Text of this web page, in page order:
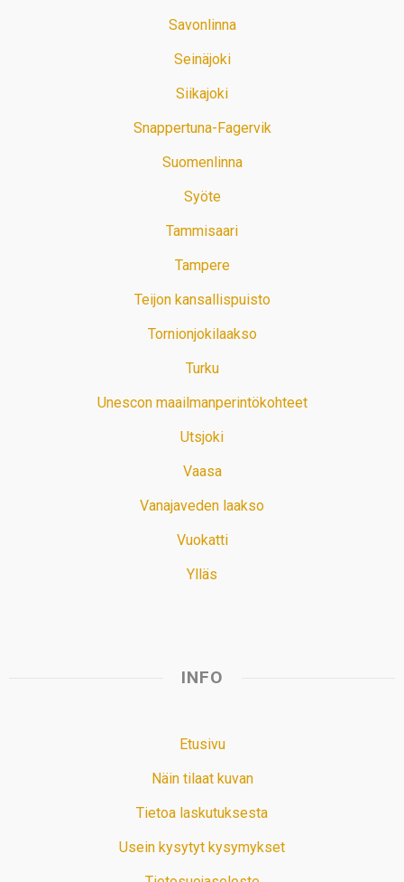
Savonlinna
Seinäjoki
Siikajoki
Snappertuna-Fagervik
Suomenlinna
Syöte
Tammisaari
Tampere
Teijon kansallispuisto
Tornionjokilaakso
Turku
Unescon maailmanperintökohteet
Utsjoki
Vaasa
Vanajaveden laakso
Vuokatti
Ylläs
INFO
Etusivu
Näin tilaat kuvan
Tietoa laskutuksesta
Usein kysytyt kysymykset